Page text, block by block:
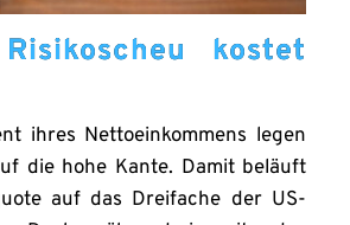
kostet
ihres Nettoeinkommens legen
die hohe Kante. Damit beläuft
auf das Dreifache der US-